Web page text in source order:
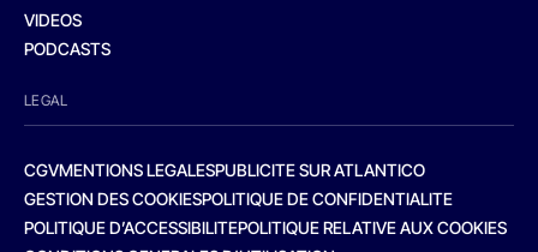
VIDEOS
PODCASTS
LEGAL
CGVMENTIONS LEGALESPUBLICITE SUR ATLANTICO
GESTION DES COOKIESPOLITIQUE DE CONFIDENTIALITE
POLITIQUE D’ACCESSIBILITEPOLITIQUE RELATIVE AUX COOKIES